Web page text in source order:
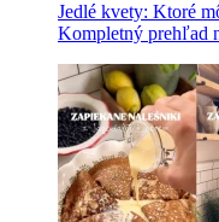
Jedlé kvety: Ktoré
Kompletný prehľad